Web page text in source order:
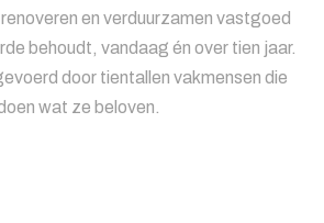
en verduurzamen vastgoed
behoudt, vandaag én over tien jaar.
door tientallen vakmensen die
wat ze beloven.